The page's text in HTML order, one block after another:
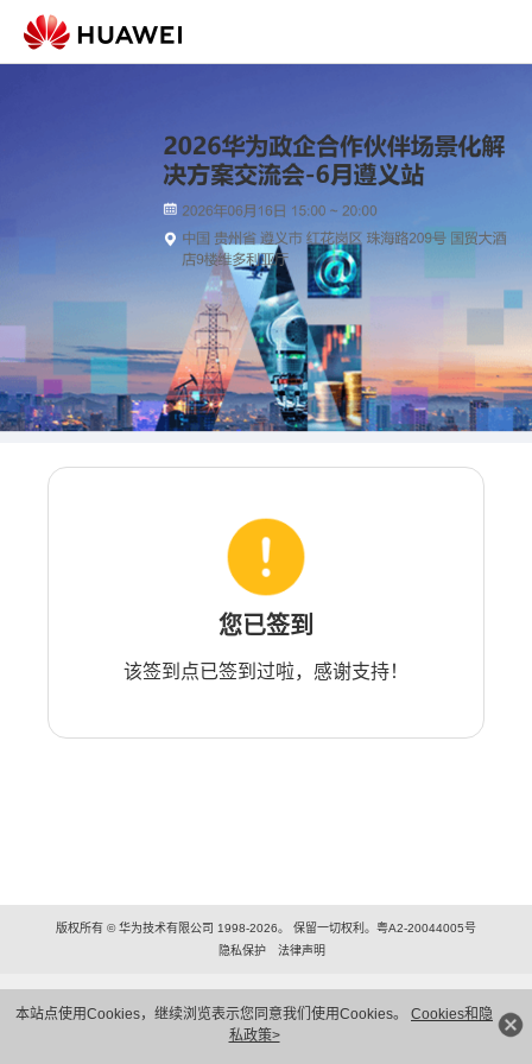
本站点使用Cookies，继续浏览表示您同意我们使用Cookies。 Cookies和隐
私政策>
您已签到
该签到点已签到过啦，感谢支持！
版权所有 © 华为技术有限公司 1998-2026。 保留一切权利。粤A2-20044005号
隐私保护
法律声明